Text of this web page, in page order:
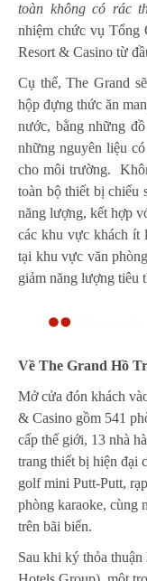
toàn không có rác
nhiệm chức vụ Tổng
Resort & Casino từ
Cụ thể, The Grand
hộp đựng thức ăn
nước, bằng những
những nguyên liệu
cho môi trường.
toàn bộ thiết bị chiếu
năng lượng, kết hợp
các khu vực khách ít
tại khu vực văn
giảm năng lượng tiêu
Về The Grand Hồ
Mở cửa đón khách
& Casino gồm 541
cấp thế giới, 13 nhà
trang thiết bị hiện đại
golf mini Putt-Putt,
phòng karaoke, cùng
trên bãi biển.
Sau khi ký thỏa